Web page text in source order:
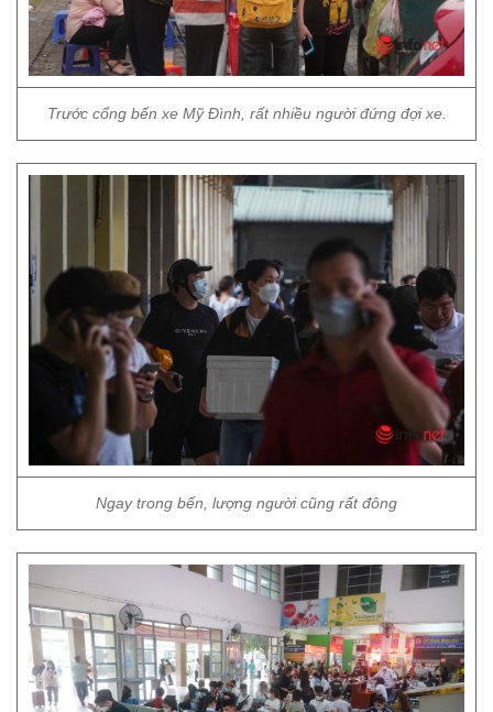
Trước cổng bến xe Mỹ Đình, rất nhiều người đứng đợi xe.
Ngay trong bến, lượng người cũng rất đông